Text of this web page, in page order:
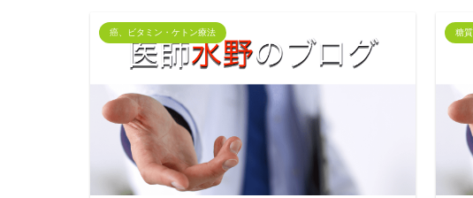
癌、ビタミン・ケトン療法 糖